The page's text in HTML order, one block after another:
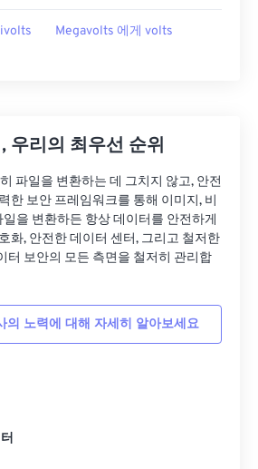
Megavolts 에게 volts
우리의 최우선 순위
파일을 변환하는 데 그치지 않고, 안전
한 보안 프레임워크를 통해 이미지, 비
을 변환하든 항상 데이터를 안전하게
화, 안전한 데이터 센터, 그리고 철저한
터 보안의 모든 측면을 철저히 관리합
의 노력에 대해 자세히 알아보세요